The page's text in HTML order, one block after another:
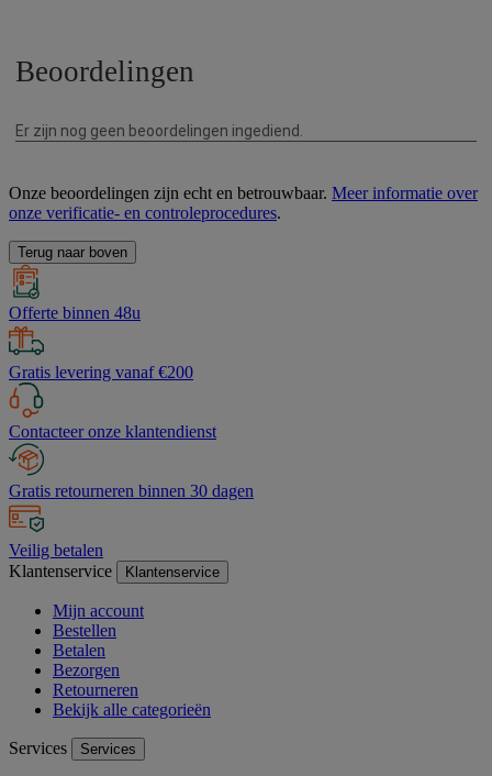
Onze beoordelingen zijn echt en betrouwbaar. Meer informatie over
onze verificatie- en controleprocedures.
Terug naar boven
Offerte binnen 48u
Gratis levering vanaf €200
Contacteer onze klantendienst
Gratis retourneren binnen 30 dagen
Veilig betalen
Klantenservice
Klantenservice
Mijn account
Bestellen
Betalen
Bezorgen
Retourneren
Bekijk alle categorieën
Services Services